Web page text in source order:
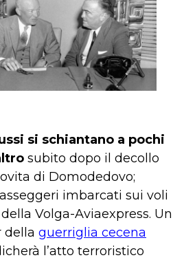
si schiantano a pochi
subito dopo il decollo
di Domodedovo;
imbarcati sui voli
Volga-Aviaexpress. Un
della guerriglia cecena
l’atto terroristico